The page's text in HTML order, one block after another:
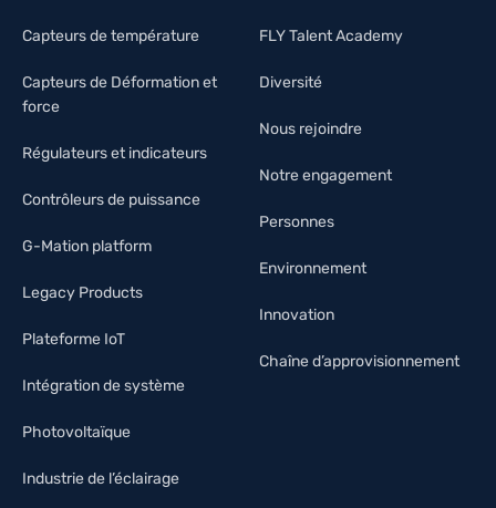
Capteurs de température
Capteurs de Déformation et
force
Régulateurs et indicateurs
Contrôleurs de puissance
G-Mation platform
Legacy Products
Plateforme IoT
Intégration de système
Photovoltaïque
Industrie de l’éclairage
FLY Talent Academy
Diversité
Nous rejoindre
Notre engagement
Personnes
Environnement
Innovation
Chaîne d’approvisionnement